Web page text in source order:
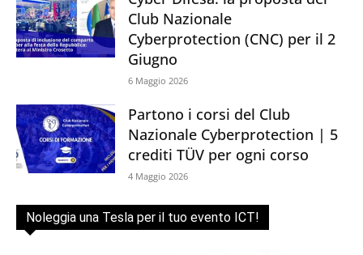
Club Nazionale
Cyberprotection (CNC) per il 2
Giugno
6 Maggio 2026
Partono i corsi del Club
Nazionale Cyberprotection | 5
crediti TÜV per ogni corso
4 Maggio 2026
Noleggia una Tesla per il tuo evento ICT!